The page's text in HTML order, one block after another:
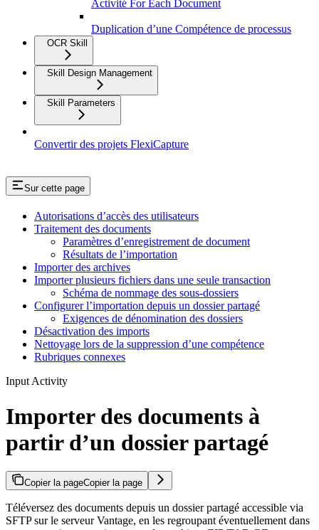
Activité For Each Document
Duplication d’une Compétence de processus
OCR Skill
Skill Design Management
Skill Parameters
Convertir des projets FlexiCapture
Sur cette page
Autorisations d’accès des utilisateurs
Traitement des documents
Paramètres d’enregistrement de document
Résultats de l’importation
Importer des archives
Importer plusieurs fichiers dans une seule transaction
Schéma de nommage des sous-dossiers
Configurer l’importation depuis un dossier partagé
Exigences de dénomination des dossiers
Désactivation des imports
Nettoyage lors de la suppression d’une compétence
Rubriques connexes
Input Activity
Importer des documents à
partir d’un dossier partagé
Copier la pageCopier la page
Téléversez des documents depuis un dossier partagé accessible via
SFTP sur le serveur Vantage, en les regroupant éventuellement dans